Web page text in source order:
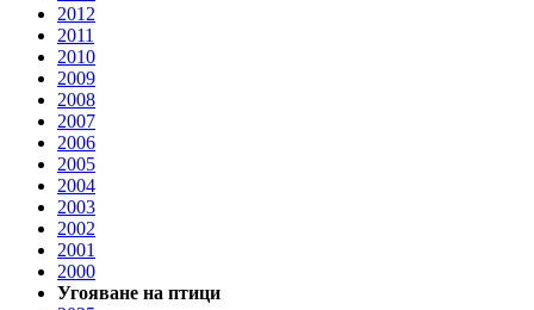
2012
2011
2010
2009
2008
2007
2006
2005
2004
2003
2002
2001
2000
Угояване на птици